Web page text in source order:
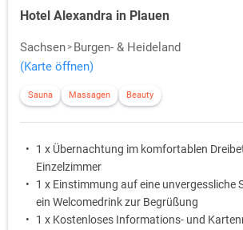
Hotel Alexandra in Plauen
Sachsen
Burgen- & Heideland
(Karte öffnen)
Sauna Massagen Beauty
1 x Übernachtung im komfortablen
Einzelzimmer
1 x Einstimmung auf eine unvergessliche
ein Welcomedrink zur Begrüßung
1 x Kostenloses Informations- und